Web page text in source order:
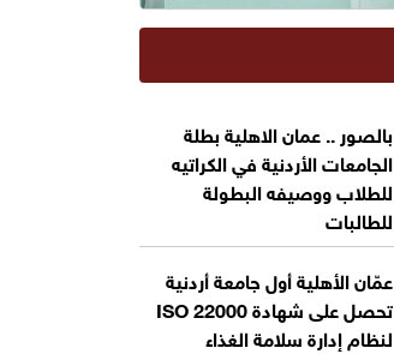
بالصور .. عمان الاهلية بطلة
الجامعات الأردنية في الكراتيه
للطلاب ووصيفه البطولة
للطالبات
عمّان الأهلية أول جامعة أردنية
تحصل على شهادة ISO 22000
لنظام إدارة سلامة الغذاء